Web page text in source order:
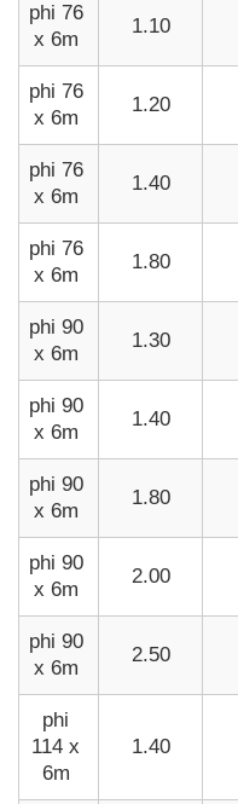
phi 76
x 6m
1.10
phi 76
x 6m
1.20
phi 76
x 6m
1.40
phi 76
x 6m
1.80
phi 90
x 6m
1.30
phi 90
x 6m
1.40
phi 90
x 6m
1.80
phi 90
x 6m
2.00
phi 90
x 6m
2.50
phi
114 x
6m
1.40